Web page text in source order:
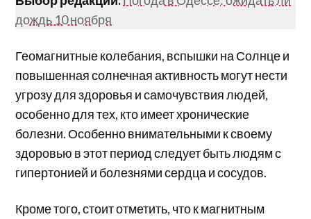
дождь 10 ноября
Геомагнитные колебания, вспышки на Солнце и
повышенная солнечная активность могут нести
угрозу для здоровья и самочувствия людей,
особенно для тех, кто имеет хронические
болезни. Особенно внимательными к своему
здоровью в этот период следует быть людям с
гипертонией и болезнями сердца и сосудов.
Кроме того, стоит отметить, что к магнитным